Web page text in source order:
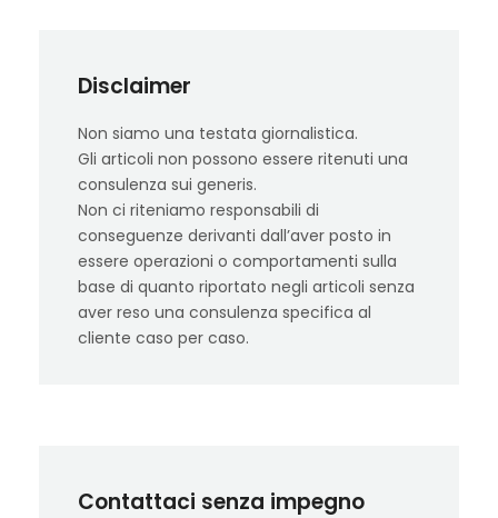
Disclaimer
Non siamo una testata giornalistica.
Gli articoli non possono essere ritenuti una
consulenza sui generis.
Non ci riteniamo responsabili di
conseguenze derivanti dall’aver posto in
essere operazioni o comportamenti sulla
base di quanto riportato negli articoli senza
aver reso una consulenza specifica al
cliente caso per caso.
Contattaci senza impegno